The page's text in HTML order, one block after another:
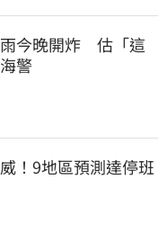
今晚開炸　估「這
警
！9地區預測達停班